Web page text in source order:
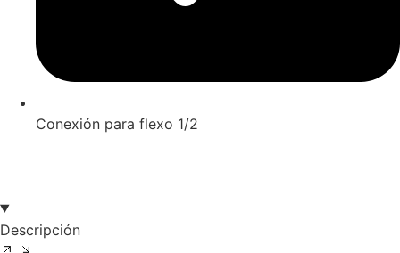
Conexión para flexo 1/2
Descripción